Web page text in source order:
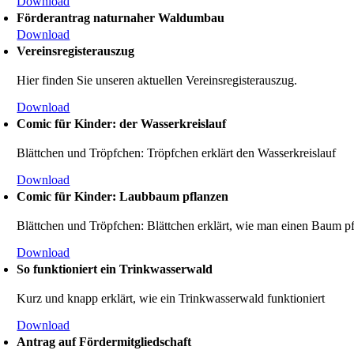
Förder­an­trag natur­naher Waldumbau
Download
Vereins­re­gis­ter­auszug
Hier finden Sie unseren aktuellen Vereins­re­gis­ter­auszug.
Download
Comic für Kinder: der Wasser­kreis­lauf
Blätt­chen und Tröpf­chen: Tröpf­chen erklärt den Wasser­kreis­lauf
Download
Comic für Kinder: Laubbaum pflanzen
Blätt­chen und Tröpf­chen: Blätt­chen erklärt, wie man einen Baum
Download
So funktio­niert ein Trinkwasserwald
Kurz und knapp erklärt, wie ein Trinkwasserwald funktio­niert
Download
Antrag auf Förder­mit­glied­schaft